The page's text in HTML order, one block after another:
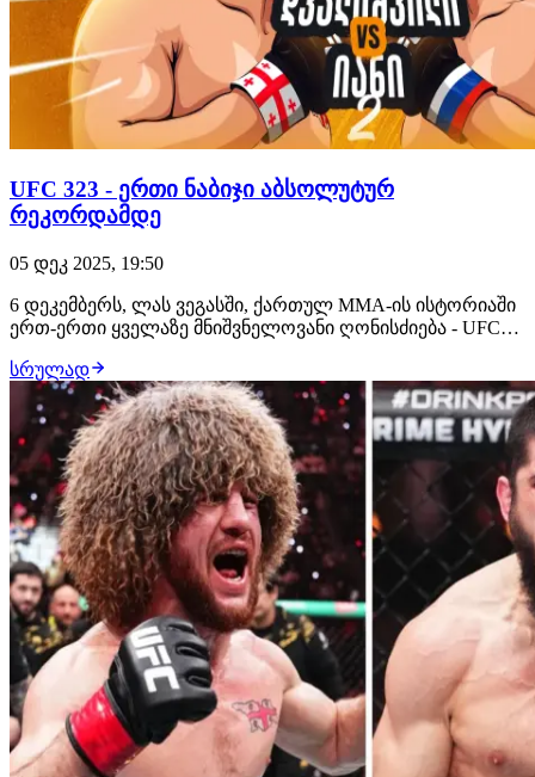
UFC 323 - ერთი ნაბიჯი აბსოლუტურ
რეკორდამდე
05 დეკ 2025, 19:50
6 დეკემბერს, ლას ვეგასში, ქართულ MMA-ის ისტორიაში
ერთ-ერთი ყველაზე მნიშვნელოვანი ღონისძიება - UFC
ჩემპიონი - მერაბ დვალიშვილი, მისთვის უკვე კარგად
ნაცნობი პიოტრ იანის ხელმეორედ დამარცხებას
შეეცდება. ზემოხსენებული დაპირისპირება მერა…
სრულად